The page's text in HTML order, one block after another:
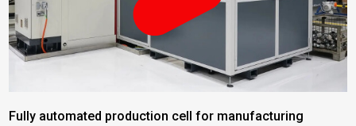
Fully automated production cell for manufacturing